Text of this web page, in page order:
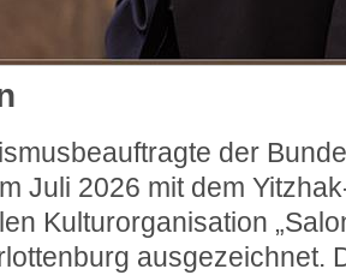
der
Juli 2026 mit dem
Kulturorganisation
ausgezeichnet.